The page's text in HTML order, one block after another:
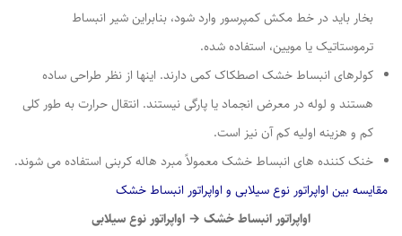
بخار باید در خط مکش کمپرسور وارد شود، بنابراین شیر انبساط
ترموستاتیک یا مویین، استفاده شده.
کولرهای انبساط خشک اصطکاک کمی دارند. اینها از نظر طراحی ساده
هستند و لوله در معرض انجماد یا پارگی نیستند. انتقال حرارت به طور کلی
کم و هزینه اولیه کم آن نیز است.
خنک کننده های انبساط خشک معمولاً مبرد هاله کربنی استفاده می شوند.
مقایسه بین اواپراتور نوع سیلابی و اواپراتور انبساط خشک
اواپراتور انبساط خشک → اواپراتور نوع سیلابی